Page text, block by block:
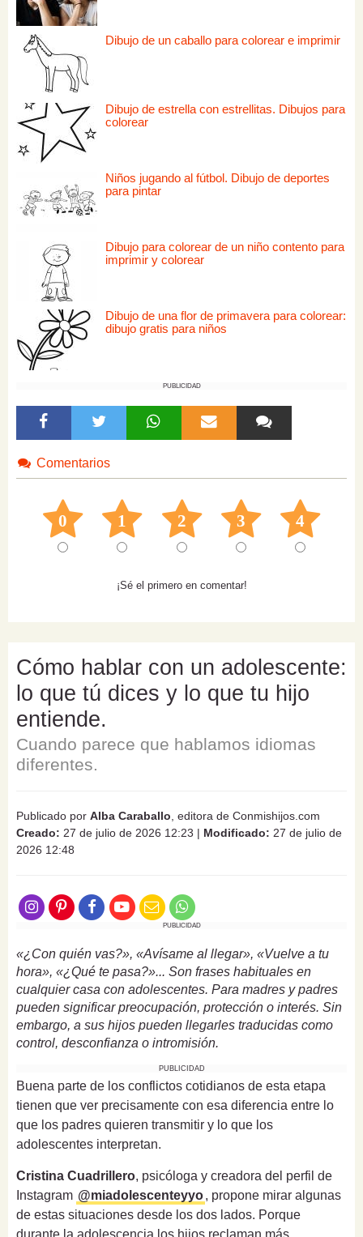
Dibujo de un caballo para colorear e imprimir
Dibujo de estrella con estrellitas. Dibujos para
colorear
Niños jugando al fútbol. Dibujo de deportes
para pintar
Dibujo para colorear de un niño contento para
imprimir y colorear
Dibujo de una flor de primavera para colorear:
dibujo gratis para niños
PUBLICIDAD
Comentarios
0 1 2 3 4
¡Sé el primero en comentar!
Cómo hablar con un adolescente:
lo que tú dices y lo que tu hijo
entiende.
Cuando parece que hablamos idiomas
diferentes.
Publicado por Alba Caraballo , editora de Conmishijos.com
Creado: 27 de julio de 2026 12:23 | Modificado: 27 de julio de
2026 12:48
PUBLICIDAD
«¿Con quién vas?», «Avísame al llegar», «Vuelve a tu
hora», «¿Qué te pasa?»... Son frases habituales en
cualquier casa con adolescentes. Para madres y padres
pueden significar preocupación, protección o interés. Sin
embargo, a sus hijos pueden llegarles traducidas como
control, desconfianza o intromisión.
PUBLICIDAD
Buena parte de los conflictos cotidianos de esta etapa
tienen que ver precisamente con esa diferencia entre lo
que los padres quieren transmitir y lo que los
adolescentes interpretan.
Cristina Cuadrillero, psicóloga y creadora del perfil de
Instagram @miadolescenteyyo, propone mirar algunas
de estas situaciones desde los dos lados. Porque
durante la adolescencia los hijos reclaman más